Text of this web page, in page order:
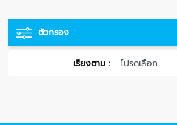
ตัวกรอง
เรียงตาม :